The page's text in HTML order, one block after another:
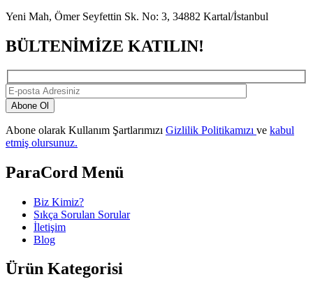
Yeni Mah, Ömer Seyfettin Sk. No: 3, 34882 Kartal/İstanbul
BÜLTENİMİZE KATILIN!
Abone Ol
Abone olarak Kullanım Şartlarımızı Gizlilik Politikamızı ve kabul
etmiş olursunuz.
ParaCord Menü
Biz Kimiz?
Sıkça Sorulan Sorular
İletişim
Blog
Ürün Kategorisi